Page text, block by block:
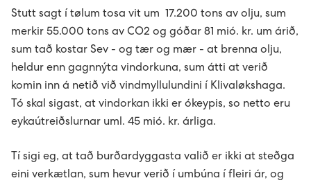
Arbeiðsfólk til Sundsverkið
Elektrikari/elinnleggjari til eltøknideildina
Húsavørður til Sundsverkið
Montørur til rakstrardeildina hjá Sev
Management
Board of Directors
Group Executive Management
Organisational diagram
History
Reports
Powering an island community with 100%
Sumba solar power plant
Minesto - tidal energy project
Pumped storage
Vís alt...
EV - Electrical vehicles
Stutt sagt í tølum tosa vit um 17.200 tons av olju, sum
merkir 55.000 tons av CO2 og góðar 81 mió. kr. um árið,
sum tað kostar Sev - og tær og mær - at brenna olju,
heldur enn gagnnýta vindorkuna, sum átti at verið
komin inn á netið við vindmyllulundini í Klivaløkshaga.
Tó skal sigast, at vindorkan ikki er ókeypis, so netto eru
eykaútreiðslurnar uml. 45 mió. kr. árliga.
Tí sigi eg, at tað burðardyggasta valið er ikki at steðga
eini verkætlan, sum hevur verið í umbúna í fleiri ár, og